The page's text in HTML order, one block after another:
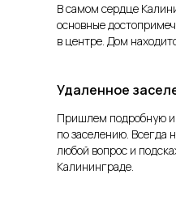
В самом сердце
основные
в центре. Дом
Удаленное
Пришлем подробную
по заселению. Всегда
любой вопрос и
Калининграде.